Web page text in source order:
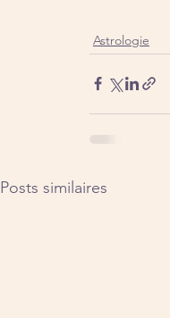
Astrologie
Posts similaires